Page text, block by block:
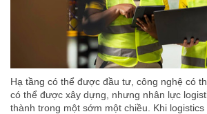
Hạ tầng có thể được đầu tư, công nghệ có
có thể được xây dựng, nhưng nhân lực
thành trong một sớm một chiều. Khi